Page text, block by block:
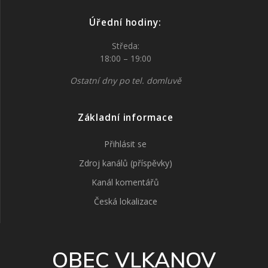
Úřední hodiny:
Středa:
18:00 – 19:00
Ostatní dny po tel. domluvě
Základní informace
Přihlásit se
Zdroj kanálů (příspěvky)
Kanál komentářů
Česká lokalizace
OBEC VLKANOV